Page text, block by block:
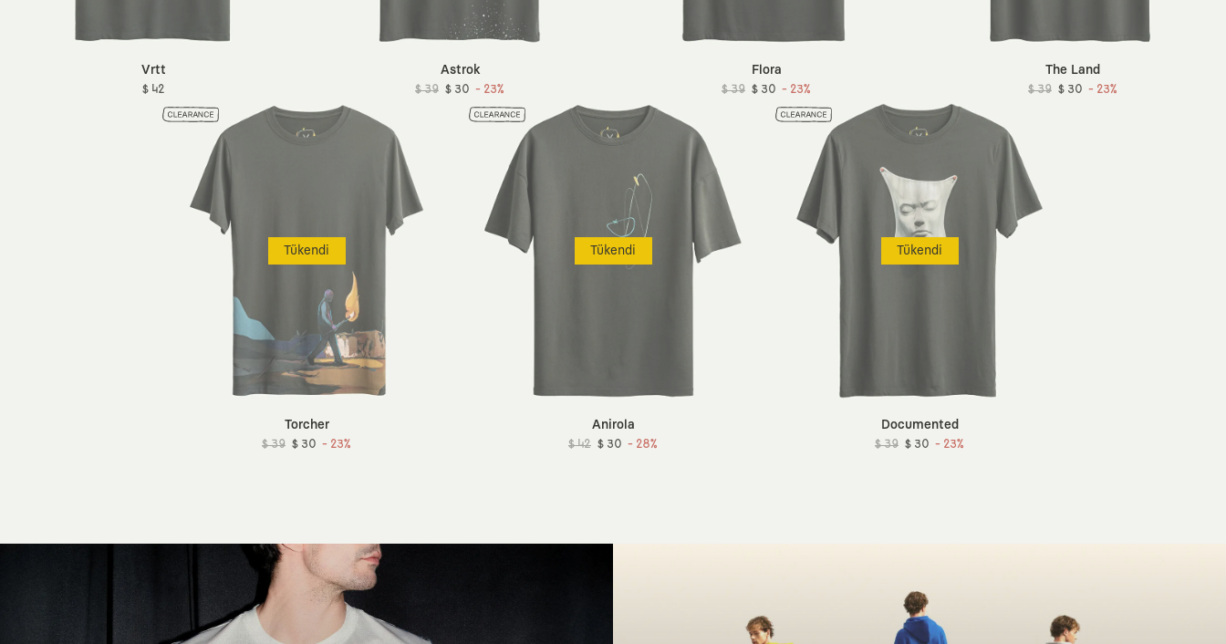
Vrtt
$ 42
Astrok
$ 39 $ 30 - 23%
Flora
$ 39 $ 30 - 23%
The Land
$ 39 $ 30 - 23%
Tükendi
Torcher
$ 39 $ 30 - 23%
Tükendi
Anirola
$ 42 $ 30 - 28%
Tükendi
Documented
$ 39 $ 30 - 23%